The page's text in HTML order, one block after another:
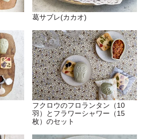
葛サブレ(カカオ)
フクロウのフロランタン（10
羽）とフラワーシャワー（15
枚）のセット